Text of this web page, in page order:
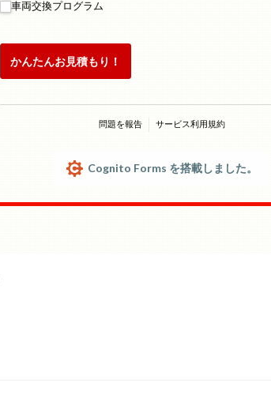
車両交換プログラム
かんたんお見積もり！
問題を報告 サービス利用規約
Cognito Forms を搭載しました。